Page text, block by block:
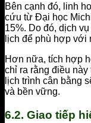
Bên cạnh đó, linh
cứu từ Đại học
15%. Do đó, dịch
lịch để phù hợp với
Hơn nữa, tích hợp
chỉ ra rằng điều này
lịch trình cân bằng
và bền vững.
6.2. Giao tiếp